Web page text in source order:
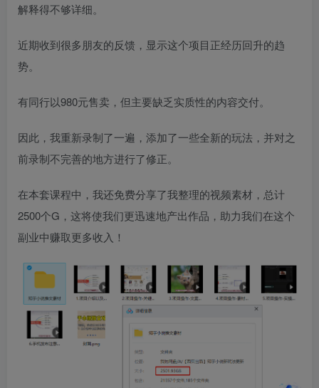
解释得不够详细。
近期收到很多朋友的反馈，显示这个项目正经历回升的趋
势。
有同行以980元售卖，但主要缺乏实质性的内容交付。
因此，我重新录制了一遍，添加了一些全新的玩法，并对之
前录制不完善的地方进行了修正。
在本套课程中，我还免费分享了我整理的视频素材，总计
2500个G，这将使我们更迅速地产出作品，助力我们在这个
副业中赚取更多收入！